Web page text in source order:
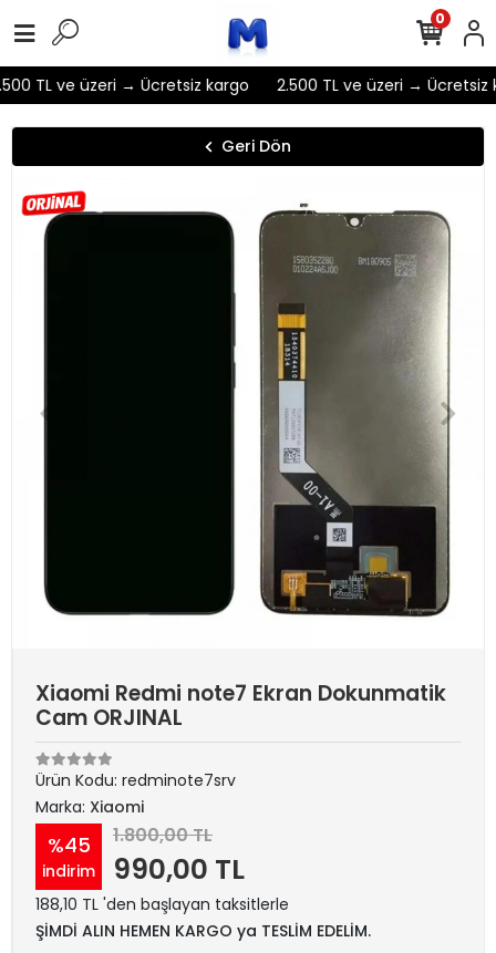
TL ve üzeri → Ücretsiz kargo 2.500 TL ve üzeri → Ücretsiz
0
Geri Dön
Xiaomi Redmi note7 Ekran Dokunmatik
Cam ORJINAL
Ürün Kodu: redminote7srv
Marka: Xiaomi
%45
indirim
1.800,00 TL
990,00 TL
188,10 TL 'den başlayan taksitlerle
ŞİMDİ ALIN HEMEN KARGO ya TESLİM EDELİM.